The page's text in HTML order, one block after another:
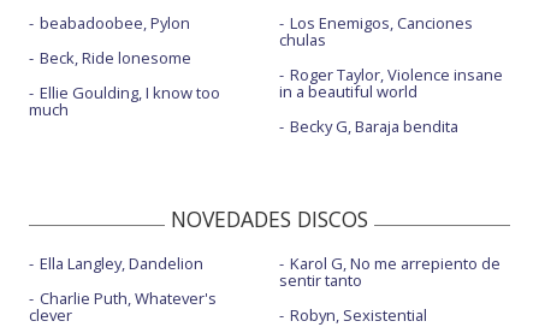
beabadoobee, Pylon
Beck, Ride lonesome
Ellie Goulding, I know too
much
Los Enemigos, Canciones
chulas
Roger Taylor, Violence insane
in a beautiful world
Becky G, Baraja bendita
NOVEDADES DISCOS
Ella Langley, Dandelion
Charlie Puth, Whatever's
clever
Karol G, No me arrepiento de
sentir tanto
Robyn, Sexistential